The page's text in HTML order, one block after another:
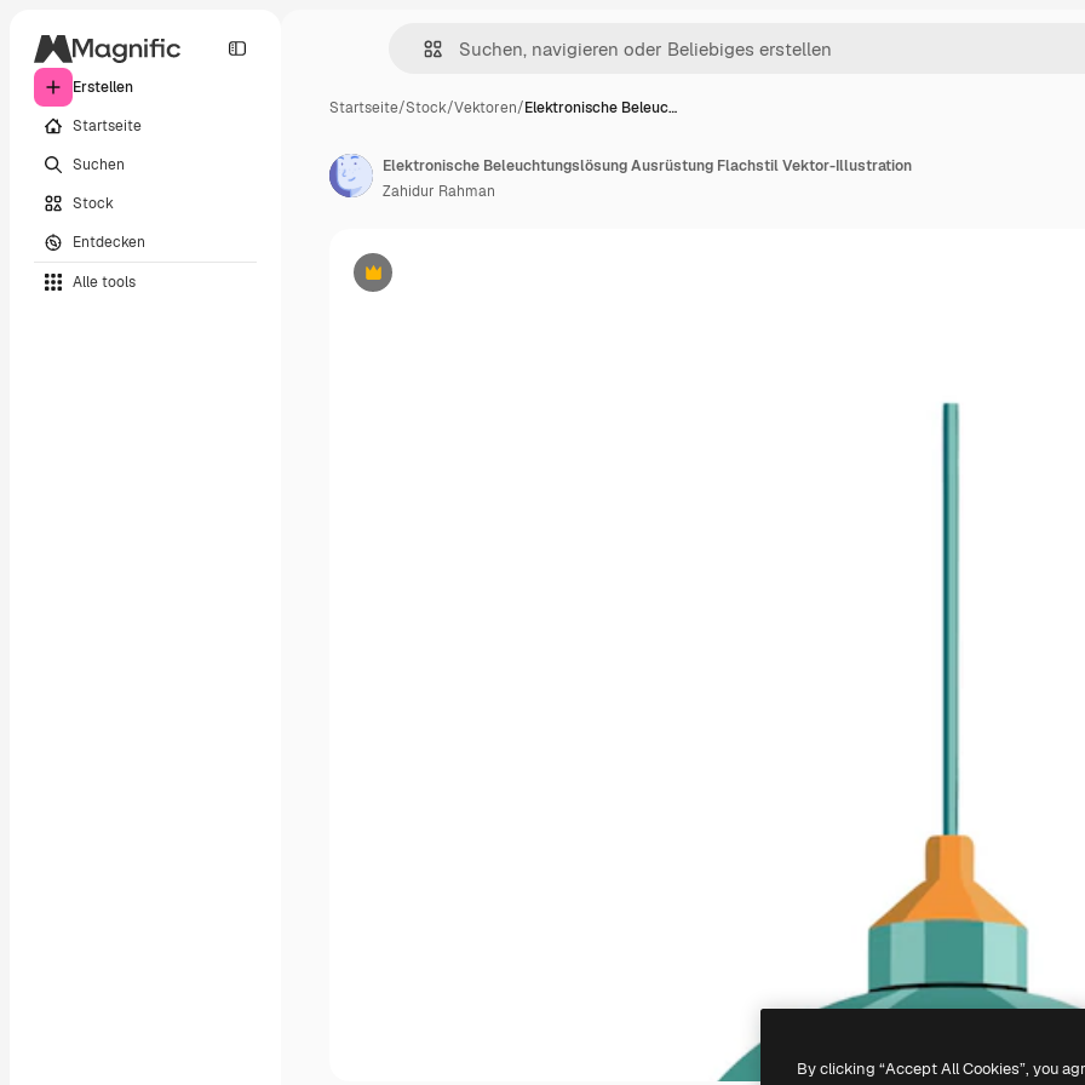
Erstellen
Startseite
Suchen
Stock
Entdecken
Alle tools
Startseite/Stock/Vektoren/Elektronische Beleuc…
Premium
Elektronische Beleuchtungslösung Ausrüstung Flachstil Vektor-Illustration
Zahidur Rahman
By clicking “Accept All Cookies”, you